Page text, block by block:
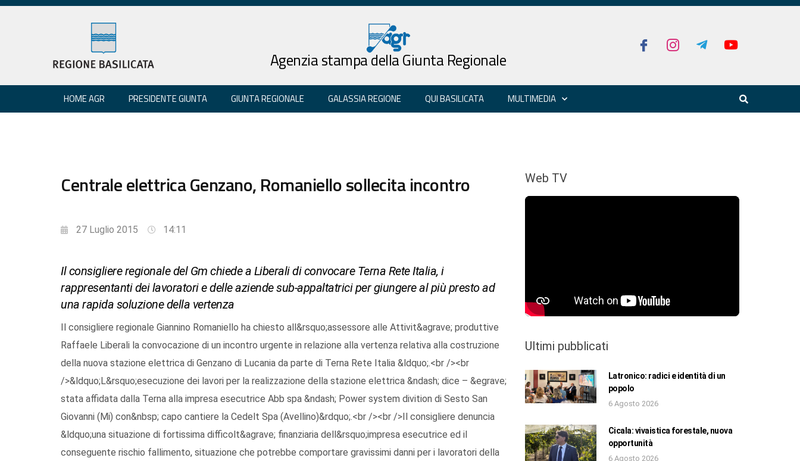
Agenzia stampa della Giunta Regionale
HOME AGR PRESIDENTE GIUNTA GIUNTA REGIONALE GALASSIA REGIONE QUI BASILICATA MULTIMEDIA
Centrale elettrica Genzano, Romaniello sollecita incontro
27 Luglio 2015 14:11
Il consigliere regionale del Gm chiede a Liberali di convocare Terna Rete Italia, i
rappresentanti dei lavoratori e delle aziende sub-appaltatrici per giungere al più presto ad
una rapida soluzione della vertenza
Il consigliere regionale Giannino Romaniello ha chiesto all&rsquo;assessore alle Attivit&agrave; produttive
Raffaele Liberali la convocazione di un incontro urgente in relazione alla vertenza relativa alla costruzione
della nuova stazione elettrica di Genzano di Lucania da parte di Terna Rete Italia &ldquo;.<br /><br
/>&ldquo;L&rsquo;esecuzione dei lavori per la realizzazione della stazione elettrica &ndash; dice – &egrave;
stata affidata dalla Terna alla impresa esecutrice Abb spa &ndash; Power system divition di Sesto San
Giovanni (Mi) con&nbsp; capo cantiere la Cedelt Spa (Avellino)&rdquo;.<br /><br />Il consigliere denuncia
&ldquo;una situazione di fortissima difficolt&agrave; finanziaria dell&rsquo;impresa esecutrice ed il
conseguente rischio fallimento, situazione che potrebbe comportare gravissimi danni per i lavoratori della
Web TV
Ultimi pubblicati
Latronico: radici e identità di un
popolo
6 Agosto 2026
Cicala: vivaistica forestale, nuova
opportunità
6 Agosto 2026